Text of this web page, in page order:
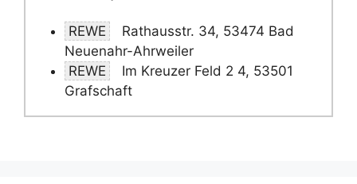
REWE
Rathausstr. 34, 53474 Bad
Neuenahr-Ahrweiler
REWE
Im Kreuzer Feld 2 4, 53501
Grafschaft